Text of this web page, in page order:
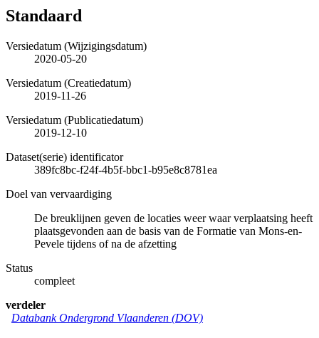
Standaard
Versiedatum (Wijzigingsdatum)
2020-05-20
Versiedatum (Creatiedatum)
2019-11-26
Versiedatum (Publicatiedatum)
2019-12-10
Dataset(serie) identificator
389fc8bc-f24f-4b5f-bbc1-b95e8c8781ea
Doel van vervaardiging
De breuklijnen geven de locaties weer waar verplaatsing heeft
plaatsgevonden aan de basis van de Formatie van Mons-en-
Pevele tijdens of na de afzetting
Status
compleet
verdeler
Databank Ondergrond Vlaanderen (DOV)